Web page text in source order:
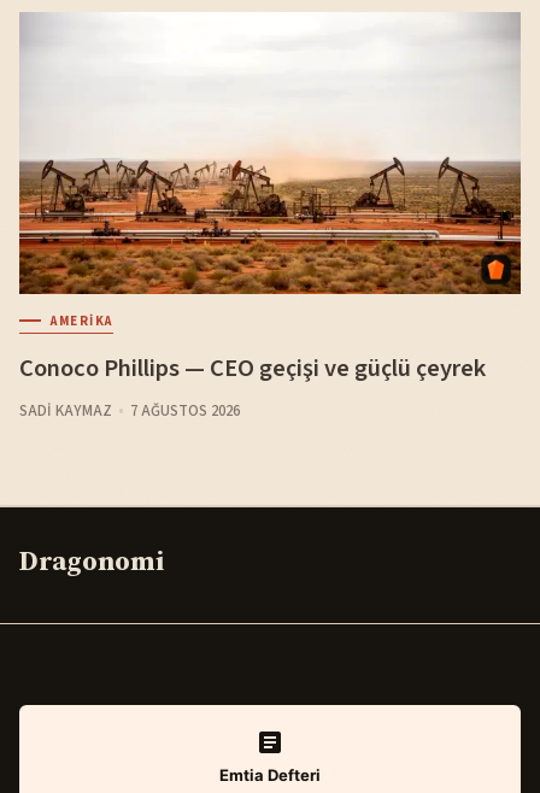
AMERIKA
Conoco Phillips — CEO geçişi ve güçlü çeyrek
SADI KAYMAZ 7 AĞUSTOS 2026
Dragonomi
Emtia Defteri